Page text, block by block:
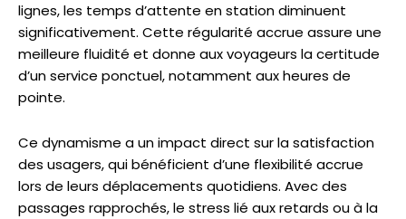
lignes, les temps d’attente en station diminuent
significativement. Cette régularité accrue assure une
meilleure fluidité et donne aux voyageurs la certitude
d’un service ponctuel, notamment aux heures de
pointe.
Ce dynamisme a un impact direct sur la satisfaction
des usagers, qui bénéficient d’une flexibilité accrue
lors de leurs déplacements quotidiens. Avec des
passages rapprochés, le stress lié aux retards ou à la